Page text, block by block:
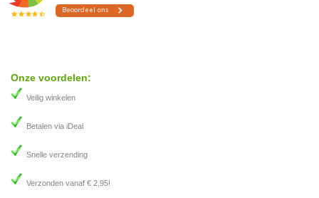
Onze voordelen:
Veilig winkelen
Betalen via iDeal
Snelle verzending
Verzonden vanaf € 2,95!